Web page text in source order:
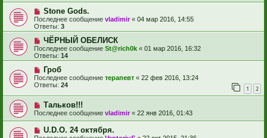
Stone Gods.
Последнее сообщение vladimir« 04 мар 2016, 14:55
Ответы: 3
ЧЁРНЫЙ ОБЕЛИСК
Последнее сообщение St@rich0k « 01 мар 2016, 16:32
Ответы: 14
Гроб
Последнее сообщение терапевт « 22 фев 2016, 13:24
Ответы: 24 1 2
Тальков!!!
Последнее сообщение vladimir« 22 янв 2016, 01:43
U.D.O. 24 октября.